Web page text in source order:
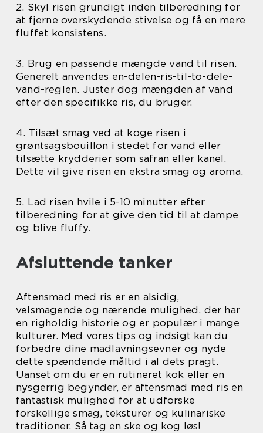
2. Skyl risen grundigt inden tilberedning for
at fjerne overskydende stivelse og få en mere
fluffet konsistens.
3. Brug en passende mængde vand til risen.
Generelt anvendes en-delen-ris-til-to-dele-
vand-reglen. Juster dog mængden af vand
efter den specifikke ris, du bruger.
4. Tilsæt smag ved at koge risen i
grøntsagsbouillon i stedet for vand eller
tilsætte krydderier som safran eller kanel.
Dette vil give risen en ekstra smag og aroma.
5. Lad risen hvile i 5-10 minutter efter
tilberedning for at give den tid til at dampe
og blive fluffy.
Afsluttende tanker
Aftensmad med ris er en alsidig,
velsmagende og nærende mulighed, der har
en righoldig historie og er populær i mange
kulturer. Med vores tips og indsigt kan du
forbedre dine madlavningsevner og nyde
dette spændende måltid i al dets pragt.
Uanset om du er en rutineret kok eller en
nysgerrig begynder, er aftensmad med ris en
fantastisk mulighed for at udforske
forskellige smag, teksturer og kulinariske
traditioner. Så tag en ske og kog løs!